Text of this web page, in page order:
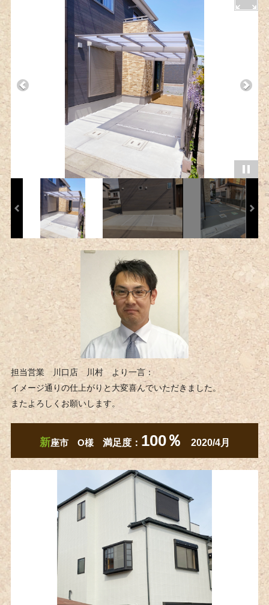
担当営業 川口店 川村 より一言：
イメージ通りの仕上がりと大変喜んでいただきました。
またよろしくお願いします。
新座市 O様 満足度： 100％ 2020/4月